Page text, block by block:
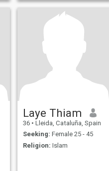
Laye Thiam
36 • Lleida, Cataluña, Spain
Seeking: Female 25 - 45
Religion: Islam